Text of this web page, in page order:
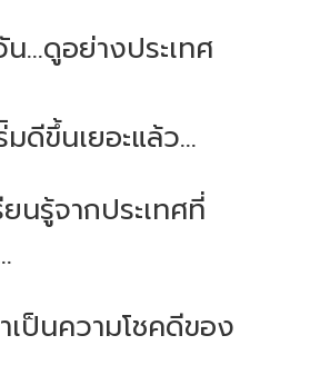
น...ดูอย่างประเทศ
ดีขึ้นเยอะแล้ว...
ยนรู้จากประเทศที่
ป็นความโชคดีของ